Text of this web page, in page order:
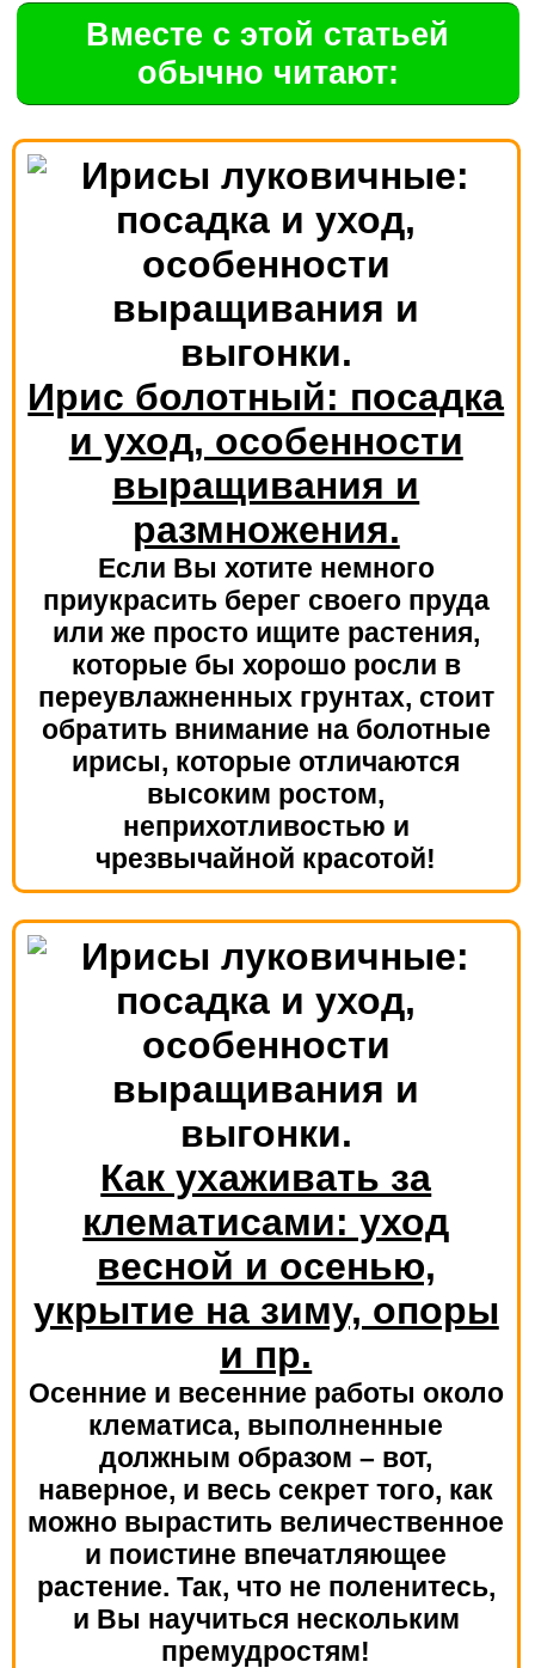
Вместе с этой статьей
обычно читают:
Ирис болотный: посадка
и уход, особенности
выращивания и
размножения.
Если Вы хотите немного
приукрасить берег своего пруда
или же просто ищите растения,
которые бы хорошо росли в
переувлажненных грунтах, стоит
обратить внимание на болотные
ирисы, которые отличаются
высоким ростом,
неприхотливостью и
чрезвычайной красотой!
Как ухаживать за
клематисами: уход
весной и осенью,
укрытие на зиму, опоры
и пр.
Осенние и весенние работы около
клематиса, выполненные
должным образом – вот,
наверное, и весь секрет того, как
можно вырастить величественное
и поистине впечатляющее
растение. Так, что не поленитесь,
и Вы научиться нескольким
премудростям!